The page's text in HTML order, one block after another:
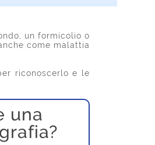
un formicolio o
come malattia
riconoscerlo e le
una